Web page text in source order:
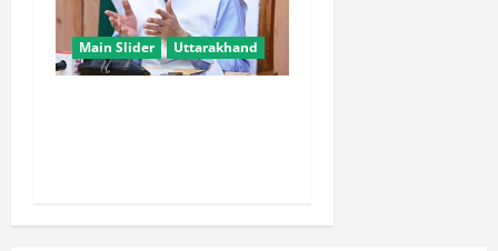
Main Slider Uttarakhand